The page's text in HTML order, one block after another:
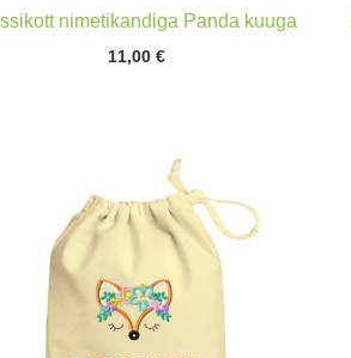
nimetikandiga Panda kuuga
11,00€